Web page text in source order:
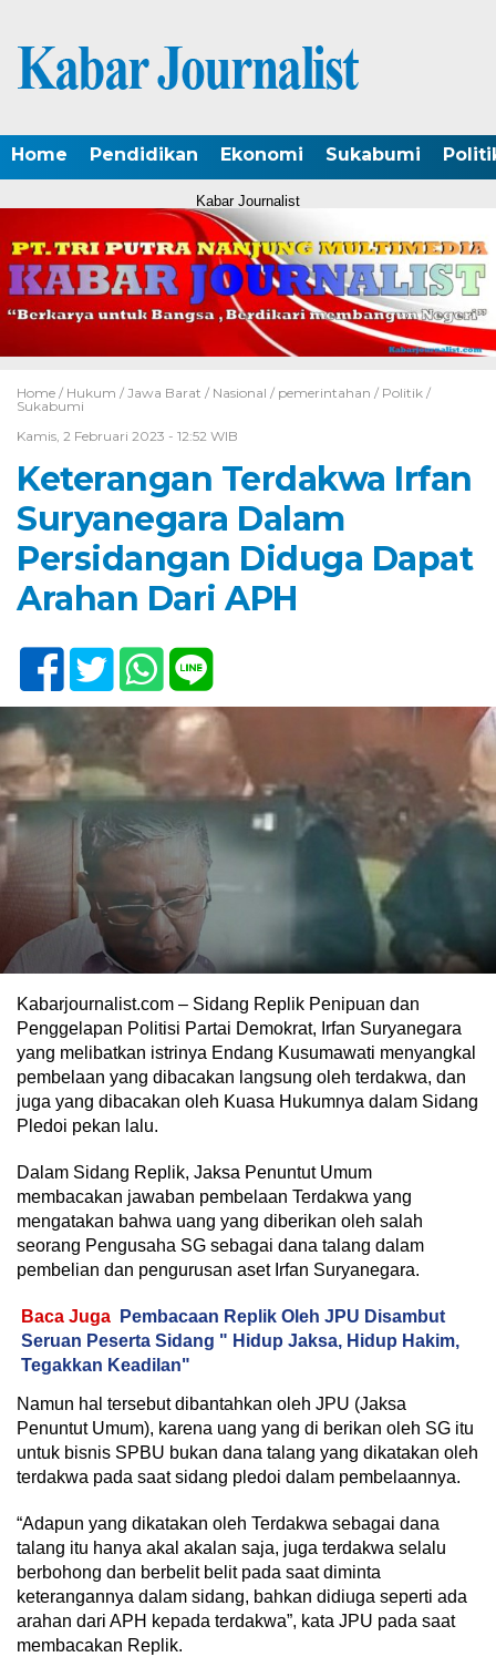
Home Pendidikan Ekonomi Sukabumi
Kabar Journalist
Home / Hukum / Jawa Barat / Nasional / pemerintahan / Politik /
Sukabumi
Kamis, 2 Februari 2023 - 12:52 WIB
Keterangan Terdakwa Irfan
Suryanegara Dalam
Persidangan Diduga Dapat
Arahan Dari APH
Kabarjournalist.com – Sidang Replik Penipuan dan
Penggelapan Politisi Partai Demokrat, Irfan Suryanegara
yang melibatkan istrinya Endang Kusumawati menyangkal
pembelaan yang dibacakan langsung oleh terdakwa, dan
juga yang dibacakan oleh Kuasa Hukumnya dalam Sidang
Pledoi pekan lalu.
Dalam Sidang Replik, Jaksa Penuntut Umum
membacakan jawaban pembelaan Terdakwa yang
mengatakan bahwa uang yang diberikan oleh salah
seorang Pengusaha SG sebagai dana talang dalam
pembelian dan pengurusan aset Irfan Suryanegara.
Baca Juga
Pembacaan Replik Oleh JPU Disambut
Seruan Peserta Sidang " Hidup Jaksa, Hidup Hakim,
Tegakkan Keadilan"
Namun hal tersebut dibantahkan oleh JPU (Jaksa
Penuntut Umum), karena uang yang di berikan oleh SG itu
untuk bisnis SPBU bukan dana talang yang dikatakan oleh
terdakwa pada saat sidang pledoi dalam pembelaannya.
“Adapun yang dikatakan oleh Terdakwa sebagai dana
talang itu hanya akal akalan saja, juga terdakwa selalu
berbohong dan berbelit belit pada saat diminta
keterangannya dalam sidang, bahkan didiuga seperti ada
arahan dari APH kepada terdakwa”, kata JPU pada saat
membacakan Replik.